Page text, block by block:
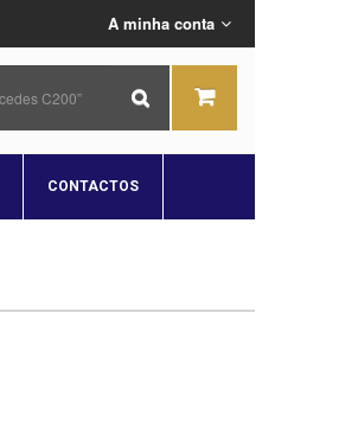
A minha conta
CONTACTOS